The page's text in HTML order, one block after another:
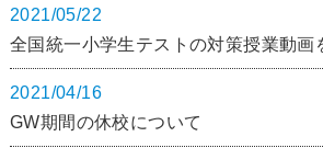
2021/05/22
全国統一小学生テストの対策授業動画
2021/04/16
GW期間の休校について